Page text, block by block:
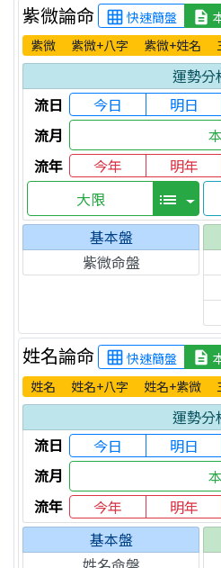
紫微論命 grid_on 快速簡盤 description
紫微
紫微+八字 紫微+姓名
運勢分
流日
今日 明日
流月
流年
今年 明年
大限
list
基本盤
紫微命盤
姓名論命 grid_on 快速簡盤 description
姓名
姓名+八字 姓名+紫微
運勢分
流日
今日 明日
流月
流年
今年 明年
基本盤